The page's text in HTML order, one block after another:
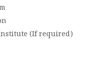
(If required)